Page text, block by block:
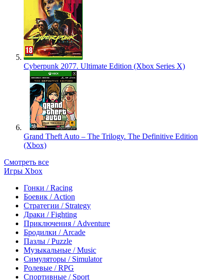
Cyberpunk 2077. Ultimate Edition (Xbox Series X)
Grand Theft Auto – The Trilogy. The Definitive Edition
(Xbox)
Смотреть все
Игры Xbox
Гонки / Racing
Боевик / Action
Стратегии / Strategy
Драки / Fighting
Приключения / Adventure
Бродилки / Arcade
Пазлы / Puzzle
Музыкальные / Music
Симуляторы / Simulator
Ролевые / RPG
Спортивные / Sport